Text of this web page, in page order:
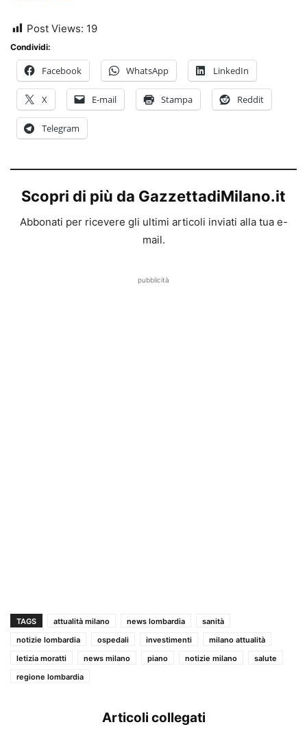
Post Views: 19
Condividi:
Facebook WhatsApp LinkedIn
X E-mail Stampa Reddit
Telegram
Scopri di più da GazzettadiMilano.it
Abbonati per ricevere gli ultimi articoli inviati alla tua e-
mail.
pubblicità
TAGS attualità milano news lombardia
sanità
notizie lombardia
ospedali investimenti
milano attualità
letizia moratti
news milano piano notizie milano
salute
regione lombardia
Articoli collegati